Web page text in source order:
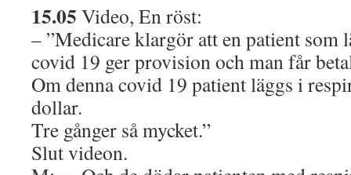
15.05 Video, En röst:
– ”Medicare klargör att en patient som
covid 19 ger provision och man får
Om denna covid 19 patient läggs i
dollar.
Tre gånger så mycket.”
Slut videon.